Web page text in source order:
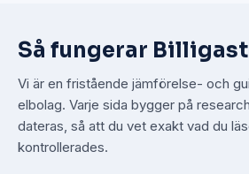
Så fungerar
Vi är en fristående jämförelse- och
elbolag. Varje sida bygger på
dateras, så att du vet exakt vad du
kontrollerades.